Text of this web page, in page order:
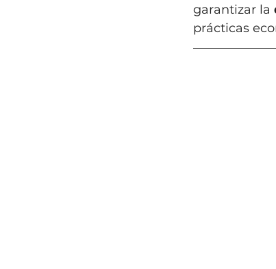
garantizar la
prácticas